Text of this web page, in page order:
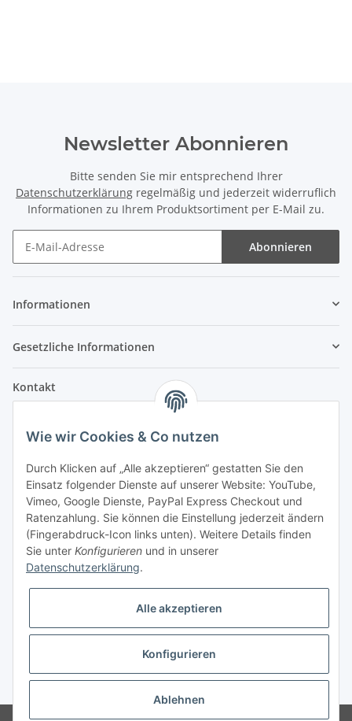
Newsletter Abonnieren
Bitte senden Sie mir entsprechend Ihrer
Datenschutzerklärung regelmäßig und jederzeit widerruflich
Informationen zu Ihrem Produktsortiment per E-Mail zu.
Abonnieren
Informationen
Gesetzliche Informationen
Kontakt
Im Weiherfeld 10
Montag bis Freitag
Ladengeschäft: 8.00 Uhr - 17.00 Uhr
Werkstatt: 7.30 Uhr - 16.30 Uhr
Samstag
Bezahlvarianten
* Alle Preise inkl. gesetzlicher USt., zzgl.Versand
Wie wir Cookies & Co nutzen
Durch Klicken auf „Alle akzeptieren“ gestatten Sie den
Einsatz folgender Dienste auf unserer Website: YouTube,
Vimeo, Google Dienste, PayPal Express Checkout und
Ratenzahlung. Sie können die Einstellung jederzeit ändern
(Fingerabdruck-Icon links unten). Weitere Details finden
Sie unter Konfigurieren und in unserer
Datenschutzerklärung.
Alle akzeptieren
Konfigurieren
Ablehnen